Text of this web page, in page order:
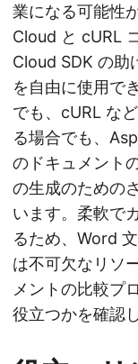
業になる可能性
Cloud と cURL
Cloud SDK の助
を自由に使用で
でも、cURL な
る場合でも、
のドキュメント
の生成のための
います。柔軟で
るため、Word
は不可欠なリソ
メントの比較プ
役立つかを確認